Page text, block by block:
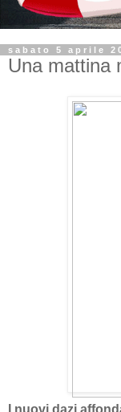
sabato 5 aprile
Una mattina
I nuovi dazi